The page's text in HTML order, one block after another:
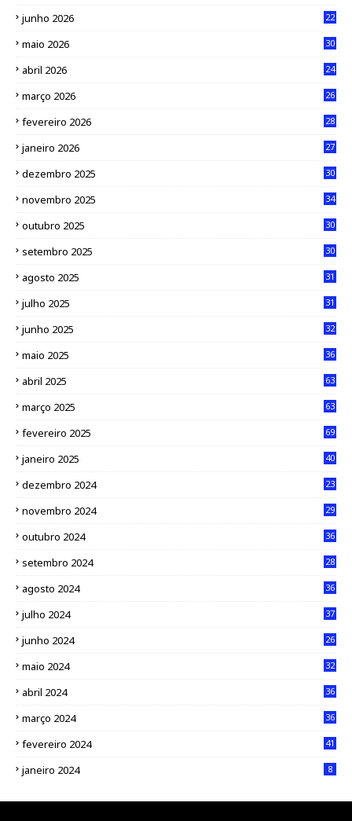
junho 2026 22
maio 2026 30
abril 2026 24
março 2026 26
fevereiro 2026 28
janeiro 2026 27
dezembro 2025 30
novembro 2025 34
outubro 2025 30
setembro 2025 30
agosto 2025 31
julho 2025 31
junho 2025 32
maio 2025 36
abril 2025 63
março 2025 63
fevereiro 2025 69
janeiro 2025 40
dezembro 2024 23
novembro 2024 29
outubro 2024 36
setembro 2024 28
agosto 2024 36
julho 2024 37
junho 2024 26
maio 2024 32
abril 2024 36
março 2024 36
fevereiro 2024 41
janeiro 2024 8